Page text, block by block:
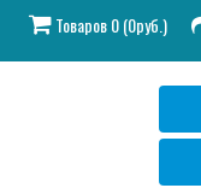
Товаров 0 (0руб.)